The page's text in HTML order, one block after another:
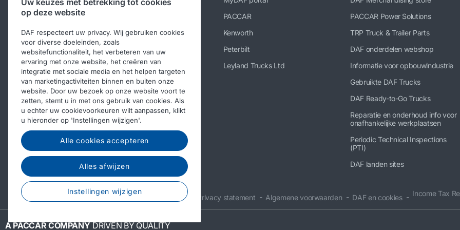
Werken bij DAF
Over DAF
Contact DAF Trucks België
Code of Conduct
PACCAR
Kenworth
Peterbilt
Leyland Trucks Ltd
PACCAR Power Solutions
TRP Truck & Trailer Parts
DAF onderdelen webshop
Informatie voor opbouwindustrie
Gebruikte DAF Trucks
DAF Ready-to-Go Trucks
Reparatie en onderhoud info voor
onafhankelijke werkplaatsen
Periodic Technical Inspections
(PTI)
DAF landen sites
© 2026 DAF Legal notice Privacy statement Algemene voorwaarden DAF en cookies Income Tax
A PACCAR COMPANY DRIVEN BY QUALITY
Uw keuzes met betrekking tot cookies
op deze website
DAF respecteert uw privacy. Wij gebruiken cookies
voor diverse doeleinden, zoals
websitefunctionaliteit, het verbeteren van uw
ervaring met onze website, het creëren van
integratie met sociale media en het helpen targeten
van marketingactiviteiten binnen en buiten onze
website. Door uw bezoek op onze website voort te
zetten, stemt u in met ons gebruik van cookies. Als
u echter uw cookievoorkeuren wilt aanpassen, klikt
u hieronder op 'Instellingen wijzigen'.
Alle cookies accepteren
Alles afwijzen
Instellingen wijzigen